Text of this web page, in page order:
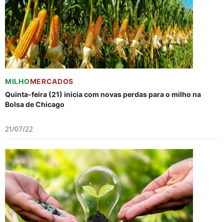
MILHOMERCADOS
Quinta-feira (21) inicia com novas perdas para o milho na
Bolsa de Chicago
21/07/22